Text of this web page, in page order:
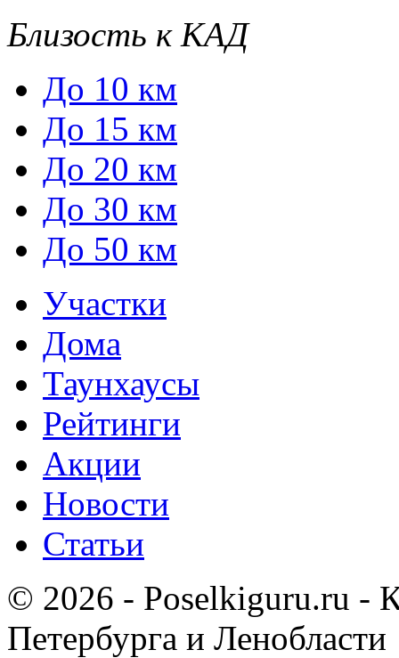
Близость к КАД
До 10 км
До 15 км
До 20 км
До 30 км
До 50 км
Участки
Дома
Таунхаусы
Рейтинги
Акции
Новости
Статьи
© 2026 - Poselkiguru.ru -
Петербурга и Ленобласти